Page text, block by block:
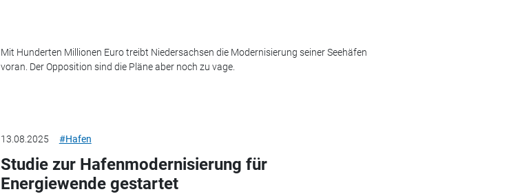
Mit Hunderten Millionen Euro treibt Niedersachsen die Modernisierung seiner Seehäfen
voran. Der Opposition sind die Pläne aber noch zu vage.
13.08.2025 #Hafen
Studie zur Hafenmodernisierung für
Energiewende gestartet